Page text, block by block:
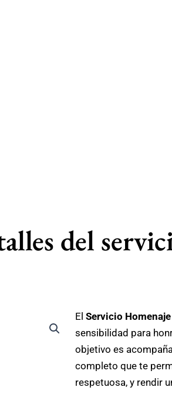
del
El Servicio
sensibilidad para
objetivo es
completo que te
respetuosa, y rendir